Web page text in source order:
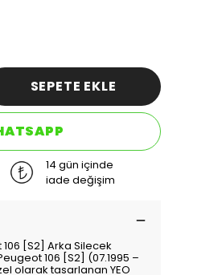
SEPETE EKLE
14 gün içinde
iade değişim
[S2] Arka Silecek
106 [S2] (07.1995 –
olarak tasarlanan YEO